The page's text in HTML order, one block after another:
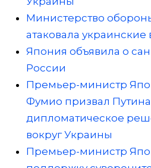
Министерство
атаковала
Япония объявила о
России
Премьер-министр
Фумио призвал Путина
дипломатическое
вокруг Украины
Премьер-министр